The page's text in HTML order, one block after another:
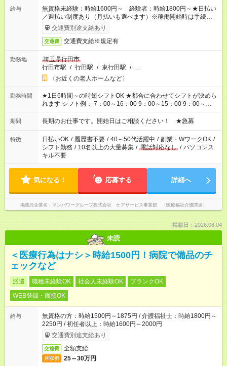
給与
無資格未経験：時給1600円～ 経験者：時給1800円～★日払い
／週払い制度あり（月払いも選べます）※稼働開始時は手続き完
了次第のお支払いとなります。
交通費別途支給あり
交通費 交通費支給※規定有
勤務地
埼玉県行田市
行田市駅 / 行田駅 / 東行田駅 / …
〈お近くの老人ホームなど〉
勤務時間
★1日6時間～の時短シフトOK ★都合に合わせてシフトが決めら
れます シフト例： 7：00～16：00 9：00～15：00 9：00～
18：00 11：00～20：00 など ※Wワークの場合、他のお仕事と
合わせ週40時間超の就業はご案内できません ※法令に基づき、
派遣法（日雇い派遣の原則禁止）により、短時間・短期間の就
業はご案内が難しい場合があります
期間 長期のお仕事です。開始日はご相談ください！ ★急募
特徴 日払いOK / 履歴書不要 / 40～50代活躍中 / 副業・WワークOK /
シフト勤務 / 10名以上の大量募集 / 電話対応なし / パソコンス
キル不要
気になる！ 応募する 詳細へ
掲載元企業名 マンパワーグループ株式会社 ケアサービス事業部 （医療福祉介護関連）
掲載日：2026.08.04
未読
＜医療行為はナシ＞時給1500円！病院で備品のチ
ェックなど
派遣 職種未経験OK 社会人未経験OK
ブランクOK
WEB登録・面接OK
給与
無資格の方：時給1500円～1875円 / 介護福祉士：時給1800円～
2250円 / 初任者以上：時給1600円～2000円
交通費別途支給あり
交通費 全額支給
月収例 25～30万円